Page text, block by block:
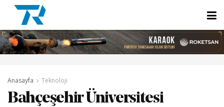
Anasayfa Teknoloji
Bahçeşehir Üniversitesi